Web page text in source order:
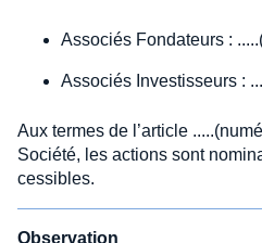
Associés Fondateurs :
Associés Investisseurs :
Aux termes de l’article
Société, les actions sont
cessibles.
Observation